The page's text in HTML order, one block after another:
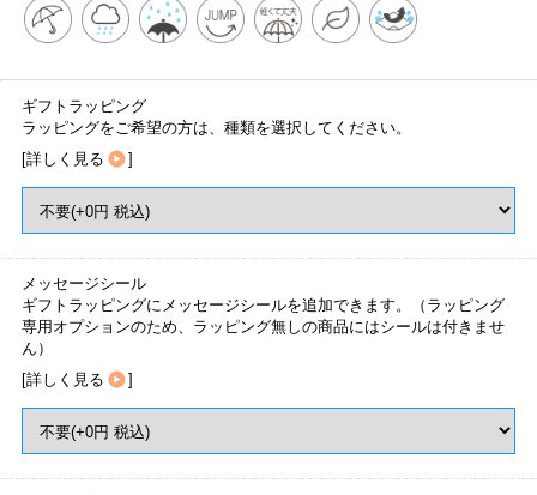
ギフトラッピング
ラッピングをご希望の方は、種類を選択してください。
[詳しく見る ]
メッセージシール
ギフトラッピングにメッセージシールを追加できます。（ラッピング
専用オプションのため、ラッピング無しの商品にはシールは付きませ
ん）
[詳しく見る ]